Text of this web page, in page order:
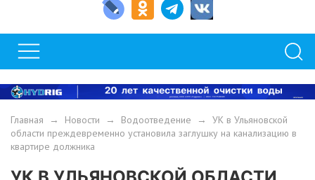
Главная → Новости → Водоотведение → УК в Ульяновской
области преждевременно установила заглушку на канализацию в
квартире должника